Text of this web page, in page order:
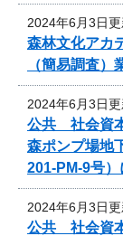
2024年6月3日
森林文化アカ
（簡易調査
2024年6月3日
公共 社会資
森ポンプ場地
201-PM-9号
2024年6月3日
公共 社会資